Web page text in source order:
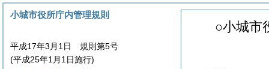
○小城市
小城市役所庁内管理規則
平成17年3月1日 規則第5号
(平成25年1月1日施行)